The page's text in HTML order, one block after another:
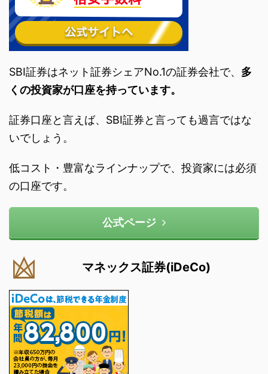
SBI証券はネット証券シェアNo.1の証券会社で、 多
くの投資家が口座を持っています。
証券口座と言えば、SBI証券と言っても過言ではな
いでしょう。
低コスト・豊富なラインナップで、投資家には必須
の口座です。
公式ページ
マネックス証券(iDeCo)